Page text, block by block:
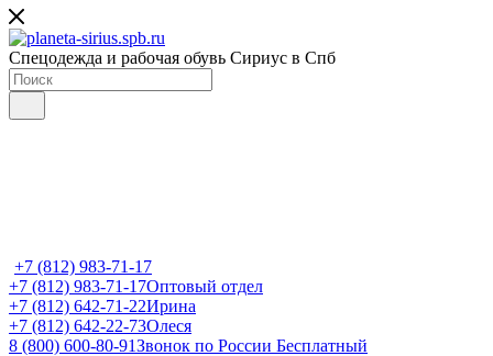
Спецодежда и рабочая обувь Сириус в Спб
+7 (812) 983-71-17
+7 (812) 983-71-17Оптовый отдел
+7 (812) 642-71-22Ирина
+7 (812) 642-22-73Олеся
8 (800) 600-80-91Звонок по России Бесплатный